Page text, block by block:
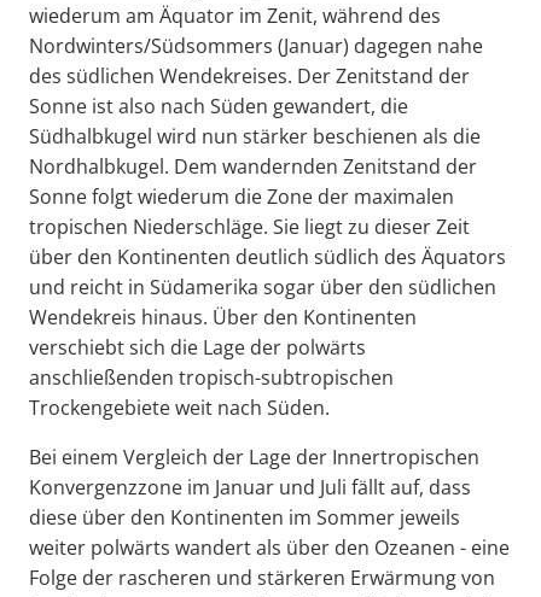
wiederum am Äquator im Zenit, während des
Nordwinters/Südsommers (Januar) dagegen nahe
des südlichen Wendekreises. Der Zenitstand der
Sonne ist also nach Süden gewandert, die
Südhalbkugel wird nun stärker beschienen als die
Nordhalbkugel. Dem wandernden Zenitstand der
Sonne folgt wiederum die Zone der maximalen
tropischen Niederschläge. Sie liegt zu dieser Zeit
über den Kontinenten deutlich südlich des Äquators
und reicht in Südamerika sogar über den südlichen
Wendekreis hinaus. Über den Kontinenten
verschiebt sich die Lage der polwärts
anschließenden tropisch-subtropischen
Trockengebiete weit nach Süden.
Bei einem Vergleich der Lage der Innertropischen
Konvergenzzone im Januar und Juli fällt auf, dass
diese über den Kontinenten im Sommer jeweils
weiter polwärts wandert als über den Ozeanen - eine
Folge der rascheren und stärkeren Erwärmung von